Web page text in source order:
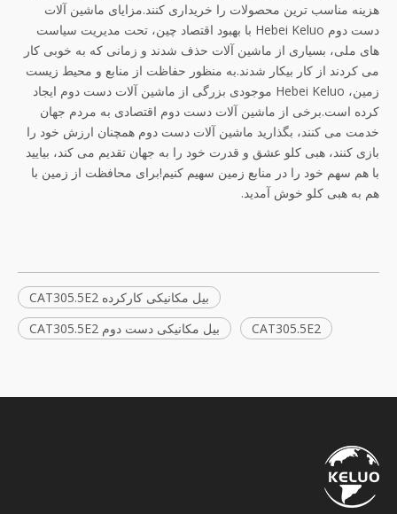
هزینه مناسب ترین محصولات را خریداری کنند.مزایای ماشین آلات
دست دوم Hebei Keluo با بهبود اقتصاد چین، تحت مدیریت سیاست
های ملی، بسیاری از ماشین آلات حذف شدند و زمانی که به خوبی کار
می کردند از کار بیکار شدند.به منظور حفاظت از منابع و محیط زیست
زمین، Hebei Keluo موجودی بزرگی از ماشین آلات دست دوم ایجاد
کرده است.برخی از ماشین آلات دست دوم اقتصادی به مردم جهان
خدمت می کنند، بگذارید ماشین آلات دست دوم همچنان ارزش خود را
بازی کنند، هبی کلو عشق و قدرت خود را به جهان تقدیم می کند، بیایید
با هم سهم خود را در منابع زمین سهیم کنیم!برای محافظت از زمین با
هم به هبی کلو خوش آمدید.
بیل مکانیکی کارکرده CAT305.5E2
بیل مکانیکی دست دوم CAT305.5E2
CAT305.5E2